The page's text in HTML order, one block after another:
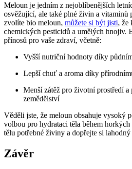
Meloun je jedním z nejoblíbenějších​
osvěžující, ​ale také plné živin a vitaminů
zvolíte bio meloun, můžete si být jisti, ⁣že
⁣chemických pesticidů a ⁣umělých​ hnojiv.
přínosů⁢ pro vaše⁢ zdraví, ‌včetně:
Vyšší nutriční‍ hodnoty díky
Lepší ⁣chuť a aroma díky
Menší zátěž pro životní⁢ prostředí⁣
‌zemědělství
Věděli jste, že‍ meloun obsahuje vysoký
volbou pro‍ hydrataci těla ‌během
tělu⁤ potřebné živiny a dopřejte ⁢si
Závěr